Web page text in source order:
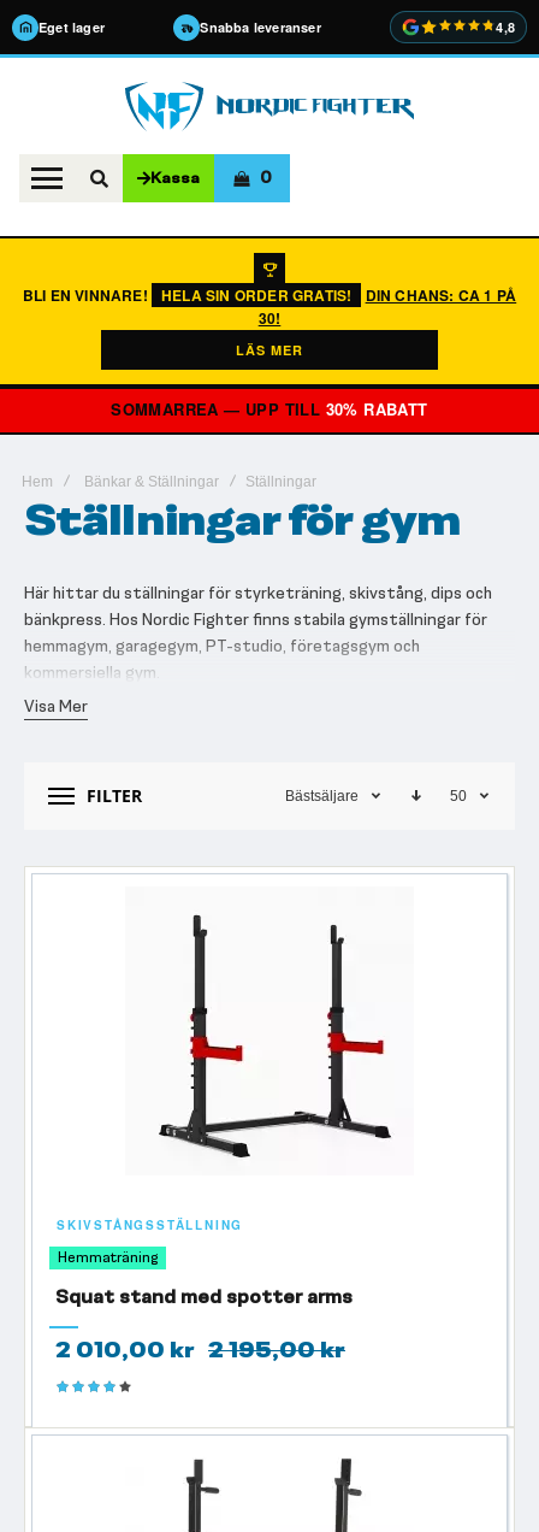
Eget lager Snabba leveranser 4,8
Kassa 0
BLI EN VINNARE! HELA SIN ORDER GRATIS!
DIN CHANS: CA 1 PÅ
30!
LÄS MER
SOMMARREA — UPP TILL 30% RABATT
Hem Bänkar & Ställningar Ställningar
Ställningar för gym
Här hittar du ställningar för styrketräning, skivstång, dips och
bänkpress. Hos Nordic Fighter finns stabila gymställningar för
hemmagym, garagegym, PT-studio, företagsgym och
kommersiella gym.
Välj ställning efter hur du tränar, hur mycket plats du har och om
Visa Mer
FILTER Bästsäljare 50
SKIVSTÅNGSSTÄLLNING
Hemmaträning
Squat stand med spotter arms
2 010,00 kr 2 195,00 kr
Betyg: